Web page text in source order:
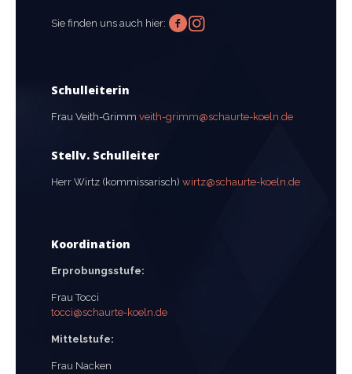
Sie finden uns auch hier:
Schulleiterin
Frau Veith-Grimm veith-grimm@schaurte-koeln.de
Stellv. Schulleiter
Herr Wirtz (kommissarisch) wirtz@schaurte-koeln.de
Koordination
Erprobungsstufe:
Frau Tocci
tocci@schaurte-koeln.de
Mittelstufe:
Frau Nacken